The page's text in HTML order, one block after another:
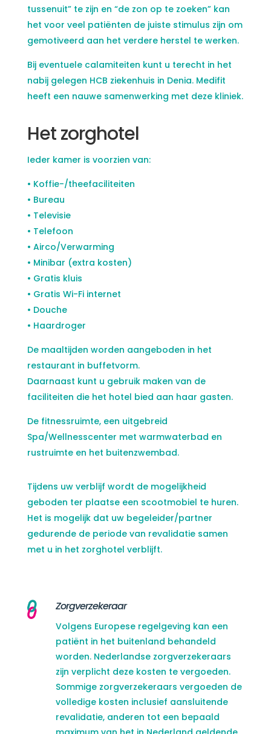
tussenuit” te zijn en “de zon op te zoeken” kan
het voor veel patiënten de juiste stimulus zijn om
gemotiveerd aan het verdere herstel te werken.
Bij eventuele calamiteiten kunt u terecht in het
nabij gelegen HCB ziekenhuis in Denia. Medifit
heeft een nauwe samenwerking met deze kliniek.
Het zorghotel
Ieder kamer is voorzien van:
• Koffie-/theefaciliteiten
• Bureau
• Televisie
• Telefoon
• Airco/Verwarming
• Minibar (extra kosten)
• Gratis kluis
• Gratis Wi-Fi internet
• Douche
• Haardroger
De maaltijden worden aangeboden in het
restaurant in buffetvorm.
Daarnaast kunt u gebruik maken van de
faciliteiten die het hotel bied aan haar gasten.
De fitnessruimte, een uitgebreid
Spa/Wellnesscenter met warmwaterbad en
rustruimte en het buitenzwembad.
Tijdens uw verblijf wordt de mogelijkheid
geboden ter plaatse een scootmobiel te huren.
Het is mogelijk dat uw begeleider/partner
gedurende de periode van revalidatie samen
met u in het zorghotel verblijft.
Zorgverzekeraar
Volgens Europese regelgeving kan een
patiënt in het buitenland behandeld
worden. Nederlandse zorgverzekeraars
zijn verplicht deze kosten te vergoeden.
Sommige zorgverzekeraars vergoeden de
volledige kosten inclusief aansluitende
revalidatie, anderen tot een bepaald